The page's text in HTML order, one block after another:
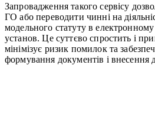
Запровадження такого сервісу
ГО або переводити чинні на
модельного статуту в електронному
установ. Це суттєво спростить і
мінімізує ризик помилок та
формування документів і внесення